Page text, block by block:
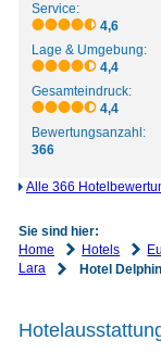
Service:
4,6
Lage & Umgebung:
4,4
Gesamteindruck:
4,4
Bewertungsanzahl:
366
Alle 366
Sie sind hier:
Home
Hotels
Lara
Hotel